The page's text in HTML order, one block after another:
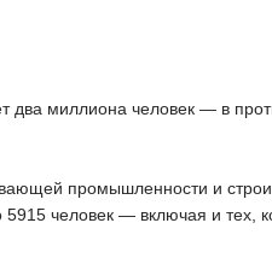
два миллиона человек — в
промышленности и
человек — включая и тех,